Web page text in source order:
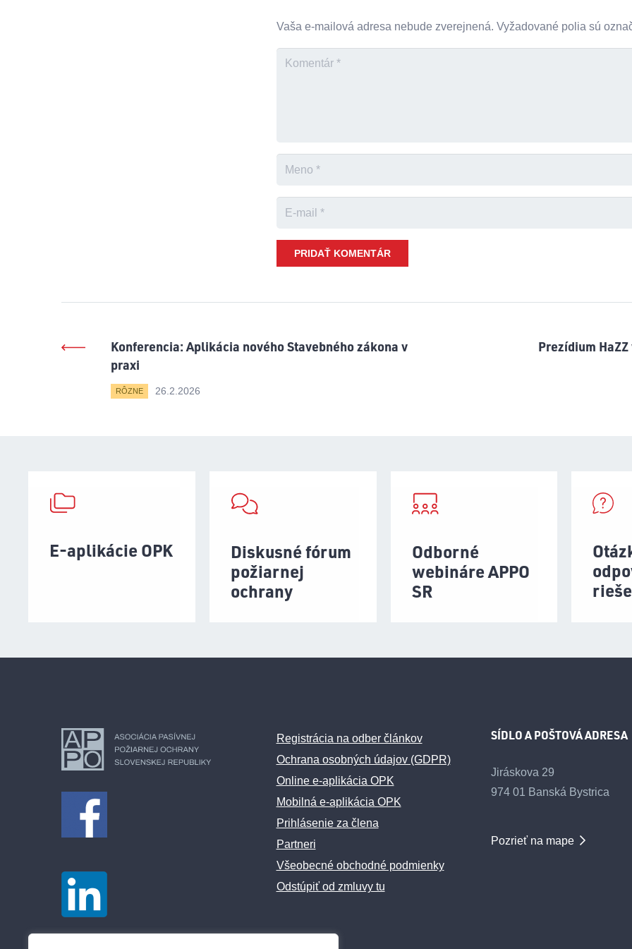
Vaša e-mailová adresa nebude zverejnená. Vyžadované polia sú
PRIDAŤ KOMENTÁR
Konferencia: Aplikácia nového Stavebného zákona v
praxi
RÔZNE 26.2.2026
Prezídium
E-aplikácie OPK
Diskusné fórum
požiarnej
ochrany
Odborné
webináre APPO
SR
Registrácia na odber článkov
Ochrana osobných údajov (GDPR)
Online e-aplikácia OPK
Mobilná e-aplikácia OPK
Prihlásenie za člena
Partneri
Všeobecné obchodné podmienky
Odstúpiť od zmluvy tu
SÍDLO A POŠTOVÁ ADRESA
Jiráskova 29
974 01 Banská Bystrica
Pozrieť na mape